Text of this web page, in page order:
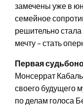
замечены уже в
семейное
решительно
мечту – стать
Первая
Монсеррат
своего будущего
по делам голоса